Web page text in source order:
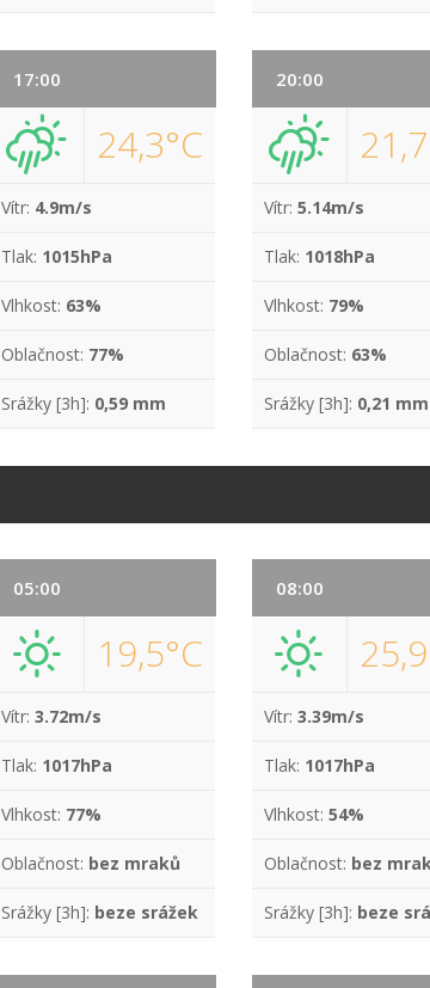
17:00
24,3°C
Vítr: 4.9m/s
Tlak: 1015hPa
Vlhkost: 63%
Oblačnost: 77%
Srážky [3h]: 0,59 mm
20:00
Vítr: 5.14m/s
Tlak: 1018hPa
Vlhkost: 79%
Oblačnost: 63%
Srážky [3h]: 0,21 mm
05:00
19,5°C
Vítr:3.72m/s
Tlak: 1017hPa
Vlhkost: 77%
Oblačnost: bez mraků
Srážky [3h]: beze srážek
08:00
Vítr: 3.39m/s
Tlak: 1017hPa
Vlhkost: 54%
Oblačnost: bez
Srážky [3h]: beze